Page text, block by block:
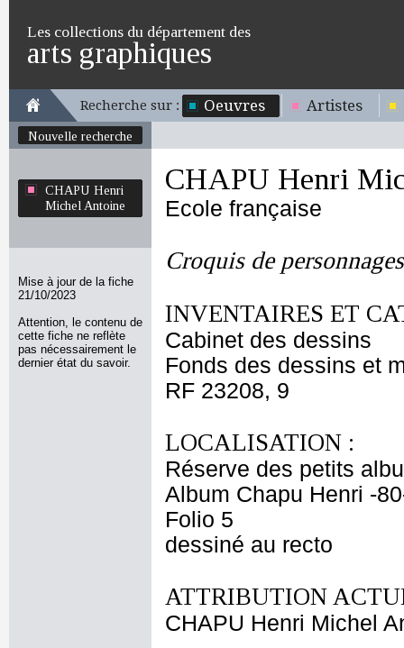
Les collections du département des
arts graphiques
Recherche sur : Oeuvres Artistes
Nouvelle recherche
CHAPU Henri
Michel Antoine
Mise à jour de la fiche
21/10/2023
Attention, le contenu de
cette fiche ne reflète
pas nécessairement le
dernier état du savoir.
CHAPU Henri
Ecole française
Croquis de personnages
INVENTAIRES ET
Cabinet des dessins
Fonds des dessins et
RF 23208, 9
LOCALISATION :
Réserve des petits
Album Chapu Henri -
Folio 5
dessiné au recto
ATTRIBUTION
CHAPU Henri Michel